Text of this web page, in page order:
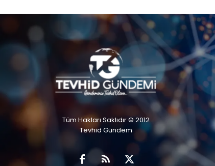
Tüm Hakları Saklıdır © 2012
Tevhid Gündem